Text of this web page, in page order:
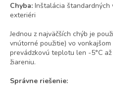
Chyba: Inštalácia štandardných
exteriéri
Jednou z najväčších chýb je
vnútorné použitie) vo
prevádzkovú teplotu len -5°C
žiareniu.
Správne riešenie: